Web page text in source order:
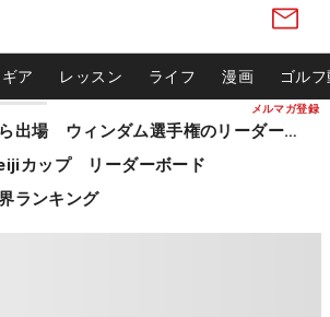
メルマガ登録
ギア レッスン ライフ 漫画 ゴル
松山英樹ら出場 ウィンダム選手権のリーダーボード
カップ リーダーボード
ランキング